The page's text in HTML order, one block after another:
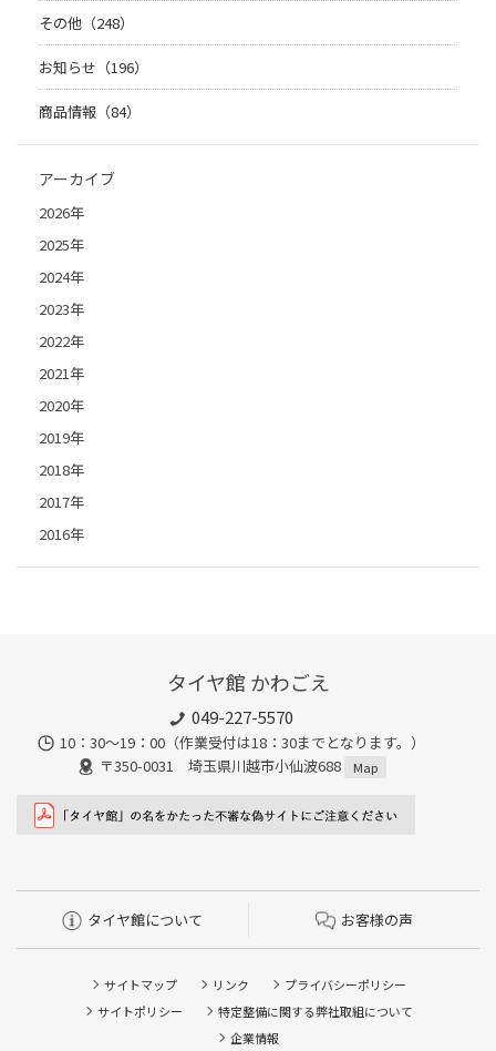
その他（248）
お知らせ（196）
商品情報（84）
アーカイブ
2026年
2025年
2024年
2023年
2022年
2021年
2020年
2019年
2018年
2017年
2016年
タイヤ館 かわごえ
049-227-5570
10：30～19：00（作業受付は18：30までとなります。）
〒350-0031 埼玉県川越市小仙波688
Map
タイヤ館について お客様の声
サイトマップ リンク
プライバシーポリシー
サイトポリシー
特定整備に関する弊社取組について
企業情報